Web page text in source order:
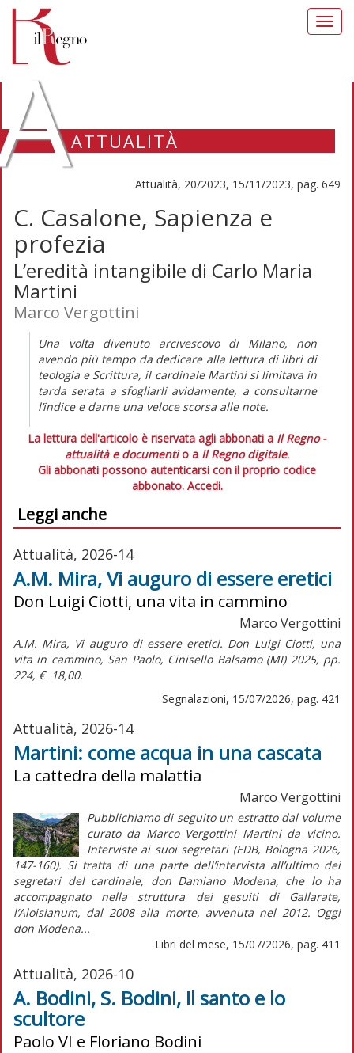
ATTUALITÀ
Attualità, 20/2023, 15/11/2023, pag. 649
C. Casalone, Sapienza e
profezia
L’eredità intangibile di Carlo Maria
Martini
Marco Vergottini
Una volta divenuto arcivescovo di Milano, non
avendo più tempo da dedicare alla lettura di libri di
teologia e Scrittura, il cardinale Martini si limitava in
tarda serata a sfogliarli avidamente, a consultarne
l’indice e darne una veloce scorsa alle note.
La lettura dell'articolo è riservata agli abbonati a Il Regno -
attualità e documentio a Il Regno digitale.
Gli abbonati possono autenticarsi con il proprio codice
abbonato. Accedi.
Leggi anche
Attualità, 2026-14
A.M. Mira, Vi auguro di essere eretici
Don Luigi Ciotti, una vita in cammino
Marco Vergottini
A.M. Mira, Vi auguro di essere eretici. Don Luigi Ciotti, una
vita in cammino, San Paolo, Cinisello Balsamo (MI) 2025, pp.
224, € 18,00.
Segnalazioni, 15/07/2026, pag. 421
Attualità, 2026-14
Martini: come acqua in una cascata
La cattedra della malattia
Marco Vergottini
Pubblichiamo di seguito un estratto dal volume
curato da Marco Vergottini Martini da vicino.
Interviste ai suoi segretari (EDB, Bologna 2026,
147-160). Si tratta di una parte dell’intervista all’ultimo dei
segretari del cardinale, don Damiano Modena, che lo ha
accompagnato nella struttura dei gesuiti di Gallarate,
l’Aloisianum, dal 2008 alla morte, avvenuta nel 2012. Oggi
don Modena...
Libri del mese, 15/07/2026, pag. 411
Attualità, 2026-10
A. Bodini, S. Bodini, Il santo e lo
scultore
Paolo VI e Floriano Bodini